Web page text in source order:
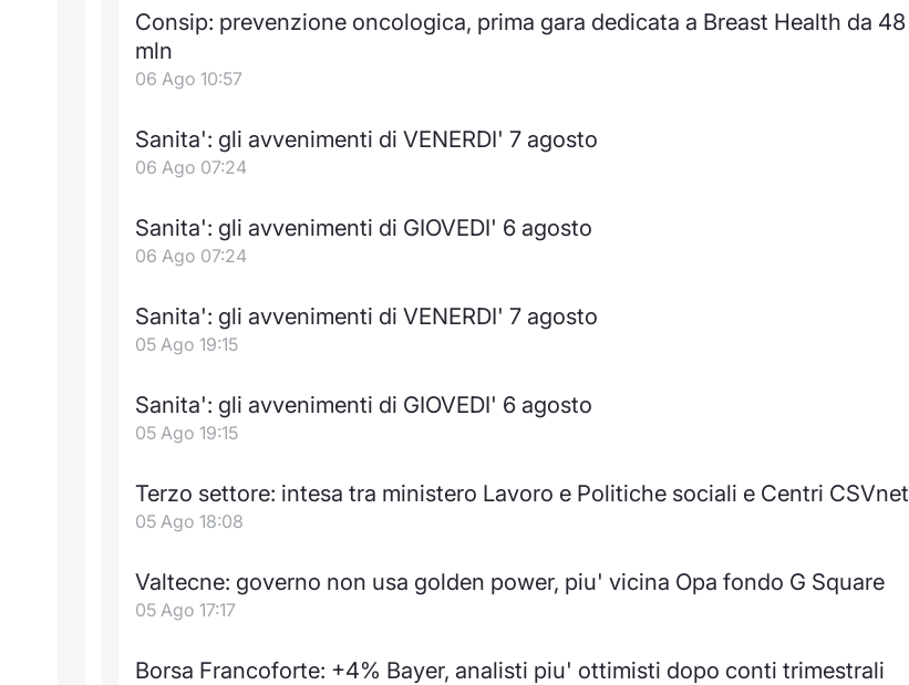
Consip: prevenzione oncologica, prima gara dedicata a Breast Health da 48
mln
06 Ago 10:57
Sanita': gli avvenimenti di VENERDI' 7 agosto
06 Ago 07:24
Sanita': gli avvenimenti di GIOVEDI' 6 agosto
06 Ago 07:24
Sanita': gli avvenimenti di VENERDI' 7 agosto
05 Ago 19:15
Sanita': gli avvenimenti di GIOVEDI' 6 agosto
05 Ago 19:15
Terzo settore: intesa tra ministero Lavoro e Politiche sociali e Centri CSVnet
05 Ago 18:08
Valtecne: governo non usa golden power, piu' vicina Opa fondo G Square
05 Ago 17:17
Borsa Francoforte: +4% Bayer, analisti piu' ottimisti dopo conti trimestrali